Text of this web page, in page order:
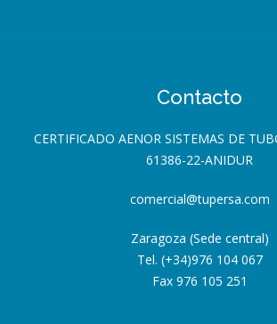
Contacto
CERTIFICADO AENOR SISTEMAS DE
61386-22-ANIDUR
comercial@tupersa.com
Zaragoza (Sede central)
Tel. (+34)976 104 067
Fax 976 105 251